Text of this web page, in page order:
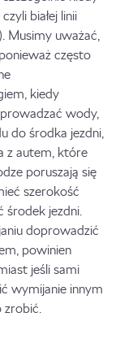
białej linii
Musimy uważać,
często
kiedy
wody,
do środka jezdni,
z autem, które
poruszają się
szerokość
środek jezdni.
doprowadzić
powinien
jeśli sami
wymijanie innym
zrobić.